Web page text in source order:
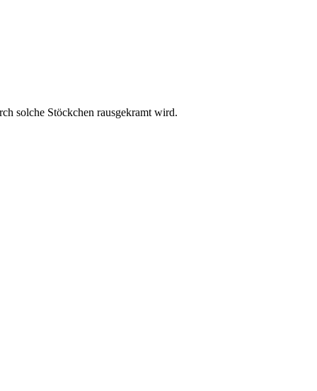
solche Stöckchen rausgekramt wird.